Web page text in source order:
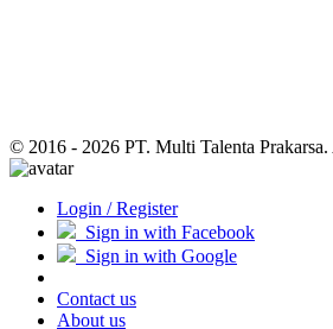
© 2016 - 2026 PT. Multi Talenta
Login / Register
Sign in with Facebook
Sign in with Google
Contact us
About us